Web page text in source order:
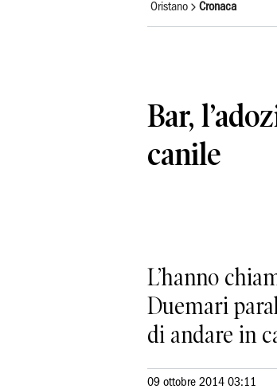
Oristano Cronaca
Bar,
canile
L’hanno
Duemari
di andare in
09 ottobre 2014 03:11